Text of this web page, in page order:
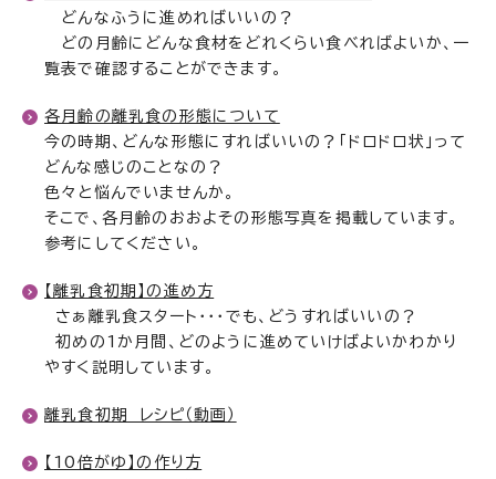
どんなふうに進めればいいの？
どの月齢にどんな食材をどれくらい食べればよいか、一
覧表で確認することができます。
各月齢の離乳食の形態について
今の時期、どんな形態にすればいいの？「ドロドロ状」って
どんな感じのことなの？
色々と悩んでいませんか。
そこで、各月齢のおおよその形態写真を掲載しています。
参考にしてください。
【離乳食初期】の進め方
さぁ離乳食スタート・・・でも、どうすればいいの？
初めの1か月間、どのように進めていけばよいかわかり
やすく説明しています。
離乳食初期 レシピ（動画）
【10倍がゆ】の作り方